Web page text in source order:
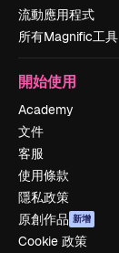
流動應用程式
所有Magnific工具
開始使用
Academy
文件
客服
使用條款
隱私政策
原創作品 新增
Cookie 政策